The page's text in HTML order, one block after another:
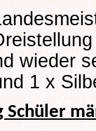
wieder
1 x